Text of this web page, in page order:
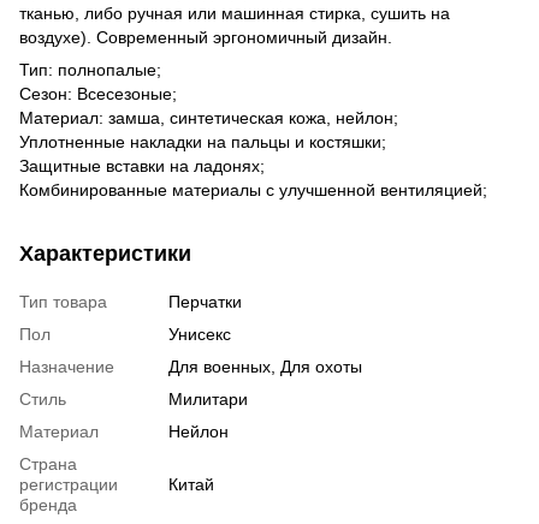
тканью, либо ручная или машинная стирка, сушить на
воздухе). Современный эргономичный дизайн.
Тип: полнопалые;
Сезон: Всесезоные;
Материал: замша, синтетическая кожа, нейлон;
Уплотненные накладки на пальцы и костяшки;
Защитные вставки на ладонях;
Комбинированные материалы с улучшенной вентиляцией;
Характеристики
Тип товара
Перчатки
Пол
Унисекс
Назначение
Для военных, Для охоты
Стиль
Милитари
Материал
Нейлон
Страна
регистрации
бренда
Китай